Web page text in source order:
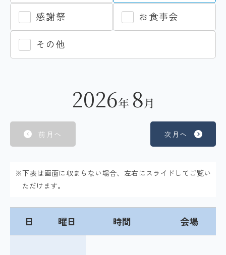
感謝祭 お食事会
その他
2026年 8月
前月へ 次月へ
※下表は画面に収まらない場合、左右にスライドしてご覧い
ただけます。
日 曜日 時間 会場